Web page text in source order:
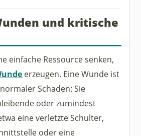
und kritische
einfache Ressource senken,
erzeugen. Eine Wunde ist
Schaden: Sie
oder zumindest
eine verletzte Schulter,
oder eine